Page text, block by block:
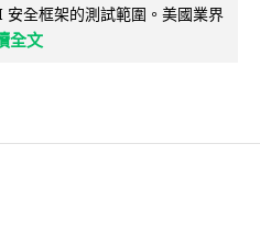
全框架的測試範圍。美國業界
全文